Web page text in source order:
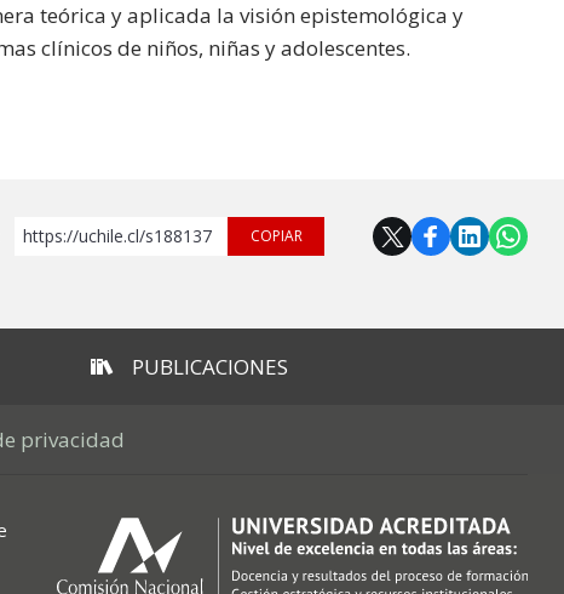
teórica y aplicada la visión epistemológica y
clínicos de niños, niñas y adolescentes.
https://uchile.cl/s188137 COPIAR
PUBLICACIONES
privacidad